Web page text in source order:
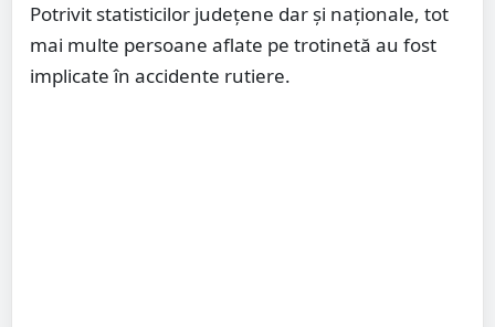
Potrivit statisticilor județene dar și naționale, tot
mai multe persoane aflate pe trotinetă au fost
implicate în accidente rutiere.